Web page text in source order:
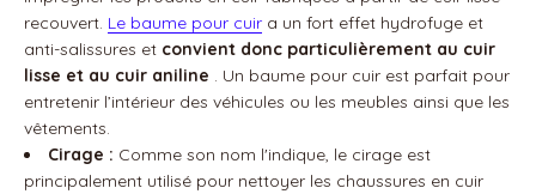
recouvert. Le baume pour cuir a un fort effet hydrofuge et
anti-salissures et convient donc particulièrement au cuir
lisse et au cuir aniline . Un baume pour cuir est parfait pour
entretenir l’intérieur des véhicules ou les meubles ainsi que les
vêtements.
Cirage : Comme son nom l'indique, le cirage est
principalement utilisé pour nettoyer les chaussures en cuir